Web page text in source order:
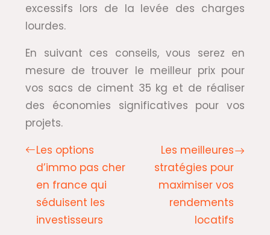
excessifs lors de la levée des charges
lourdes.
En suivant ces conseils, vous serez en
mesure de trouver le meilleur prix pour
vos sacs de ciment 35 kg et de réaliser
des économies significatives pour vos
projets.
Les options
d’immo pas cher
en france qui
séduisent les
investisseurs
Les meilleures
stratégies pour
maximiser vos
rendements
locatifs